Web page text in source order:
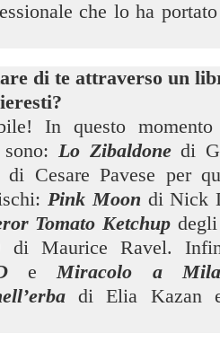
che lo ha
di te attraverso un
In questo
Lo Zibaldonedi
Cesare Pavese per
Pink Moon di Nick
Tomato Ketchup
di Maurice Ravel.
eMiracolo a
di Elia Kazan